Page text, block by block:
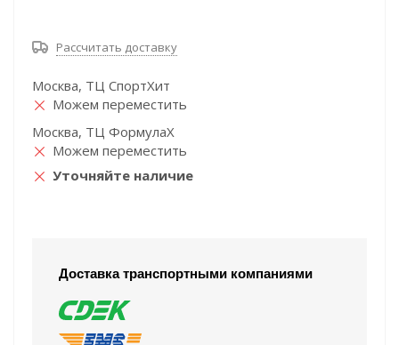
Рассчитать доставку
Москва, ТЦ СпортХит
Можем переместить
Москва, ТЦ ФормулаХ
Можем переместить
Уточняйте наличие
Доставка транспортными компаниями